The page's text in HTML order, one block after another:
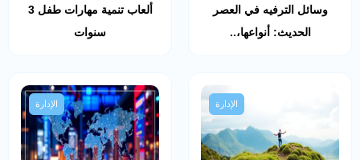
وسائل الترفيه في العصر
الحديث: أنواعها،..
ألعاب تنمية مهارات طفل 3
سنوات
الإدارة الإدارة